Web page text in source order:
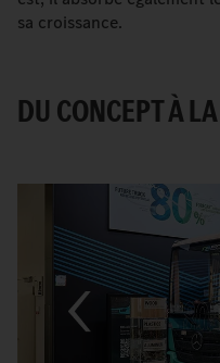
sa croissance.
DU CONCEPT À